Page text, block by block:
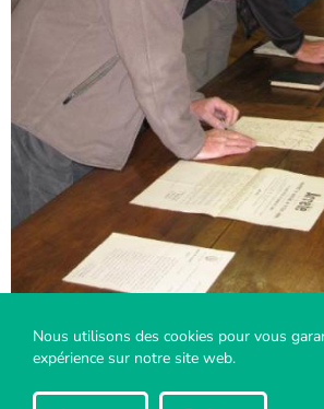
Nous utilisons des cookies pour vous
expérience sur notre site web.